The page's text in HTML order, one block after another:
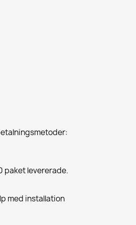
paket levererade.
med installation